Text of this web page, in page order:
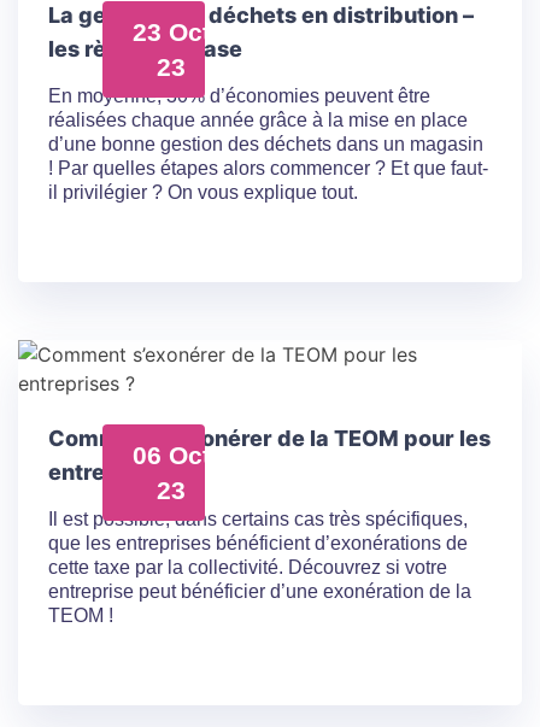
23 Oct
23
La gestion des déchets en distribution –
les règles de base
En moyenne, 30% d’économies peuvent être
réalisées chaque année grâce à la mise en place
d’une bonne gestion des déchets dans un magasin
! Par quelles étapes alors commencer ? Et que faut-
il privilégier ? On vous explique tout.
06 Oct
23
Comment s’exonérer de la TEOM pour les
entreprises ?
Il est possible, dans certains cas très spécifiques,
que les entreprises bénéficient d’exonérations de
cette taxe par la collectivité. Découvrez si votre
entreprise peut bénéficier d’une exonération de la
TEOM !